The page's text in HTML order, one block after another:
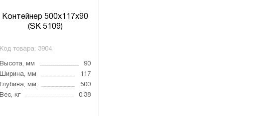
Контейнер 500х117х90
(SK 5109)
Код товара: 3904
Высота, мм
90
Ширина, мм
117
Глубина, мм
500
Вес, кг
0.38